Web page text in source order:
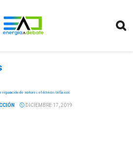
reparación de motores eléctricos trifásicos
DICIEMBRE 17, 2019